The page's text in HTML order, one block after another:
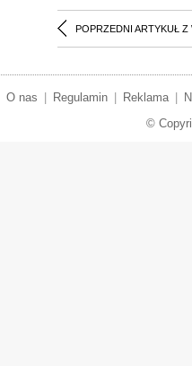
POPRZEDNI ARTYKUŁ Z
O nas Regulamin Reklama
©